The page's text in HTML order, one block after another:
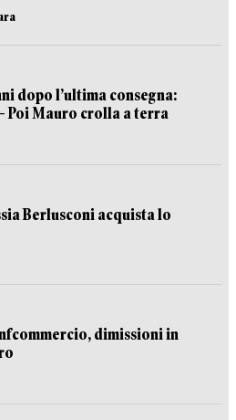
dopo l’ultima consegna:
Poi Mauro crolla a terra
Berlusconi acquista lo
dimissioni in